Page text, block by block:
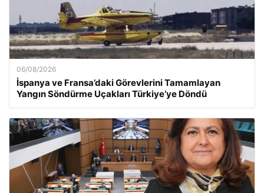
06/08/2026
İspanya ve Fransa’daki Görevlerini Tamamlayan
Yangın Söndürme Uçakları Türkiye’ye Döndü